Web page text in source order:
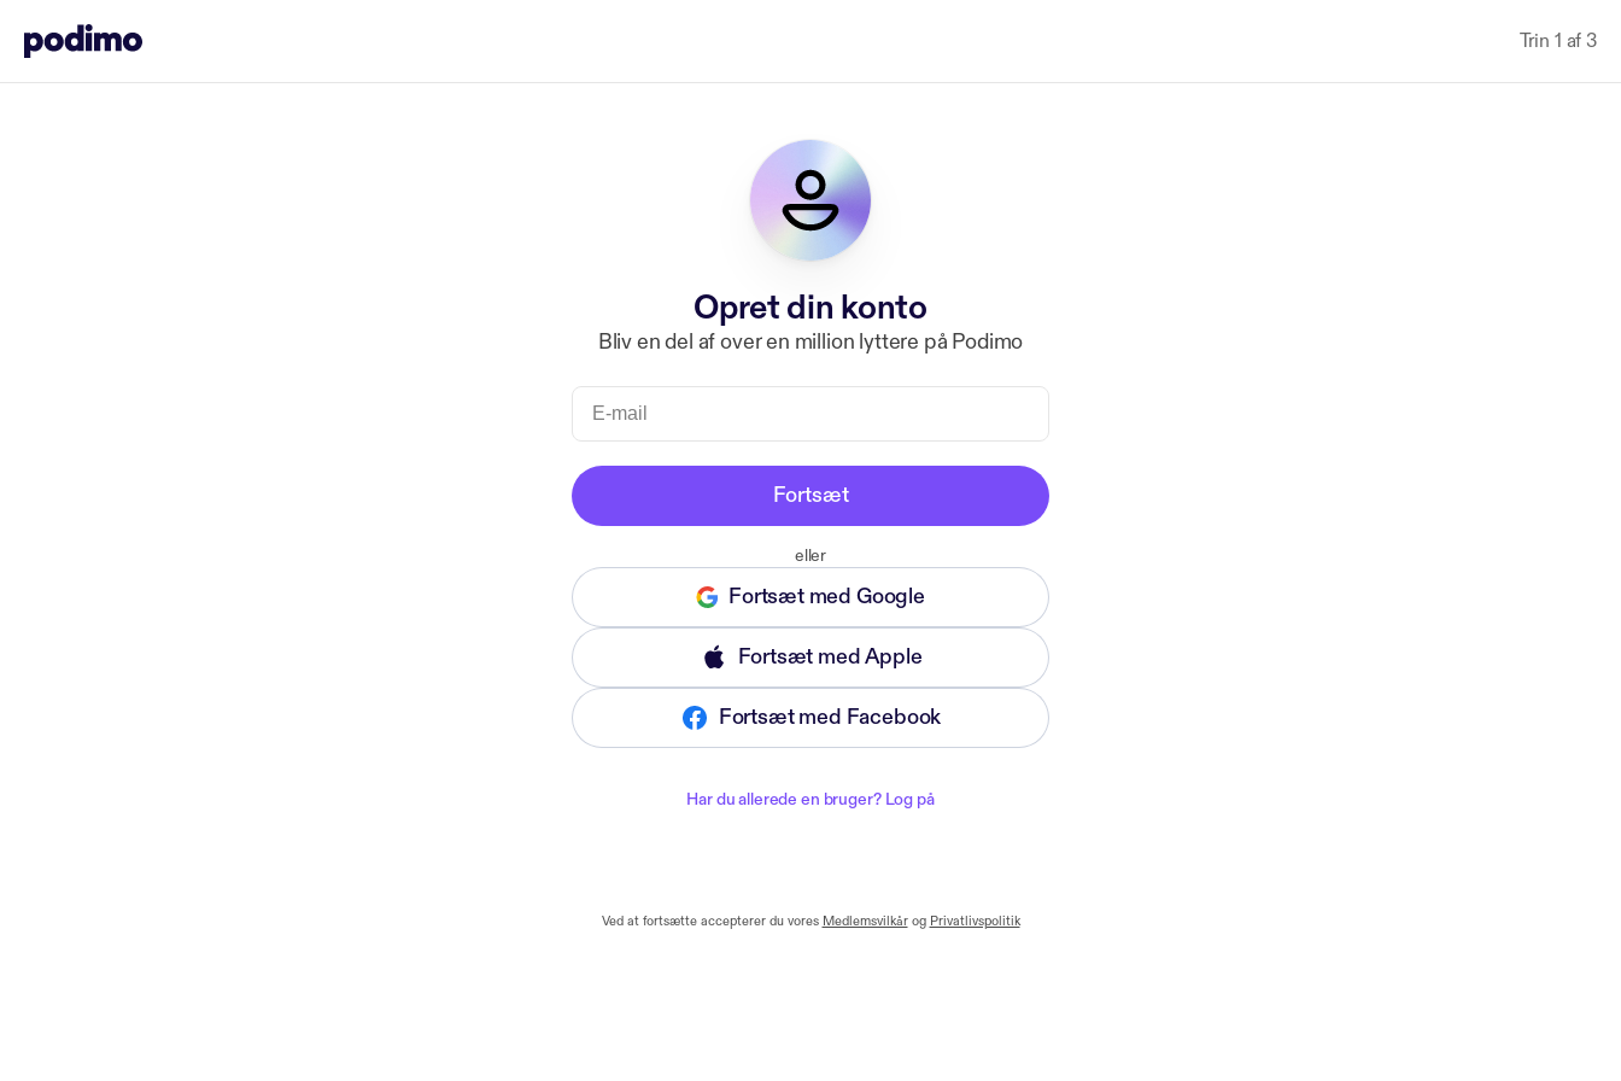
Trin 1 af 3
Opret din konto
Bliv en del af over en million lyttere på Podimo
Fortsæt
eller
Fortsæt med Google
Fortsæt med Apple
Fortsæt med Facebook
Har du allerede en bruger? Log på
Ved at fortsætte accepterer du vores Medlemsvilkår og Privatlivspolitik